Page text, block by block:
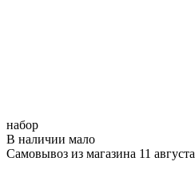
набор
В наличии мало
Самовывоз из магазина 11 августа